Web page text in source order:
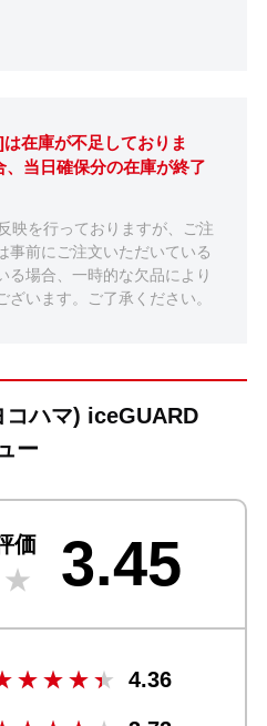
在庫が不足しておりま
当日確保分の在庫が終了
映を行っておりますが、ご注
事前にご注文いただいている
る場合、一時的な欠品により
ざいます。ご了承ください。
ハマ) iceGUARD
ー
価 3.45
4.36